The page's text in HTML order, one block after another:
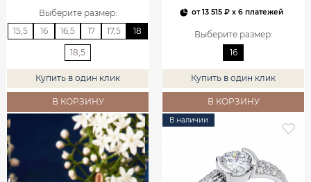
Выберите размер:
15,5
16 16,5 17 17,5 18
18,5
Купить в один клик
В КОРЗИНУ
от13 515 ₽ x 6 платежей
Выберите размер:
16
Купить в один клик
В КОРЗИНУ
В наличии